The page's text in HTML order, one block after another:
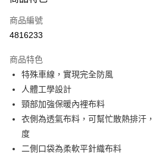
信用卡一次付款
信用卡分期付款
合作金庫商業銀行
華南商業銀行
上海商業儲蓄銀行
國泰世華商業銀行
臺灣中小企業銀行
台
匯豐（台灣）商業銀行
聯邦商業銀行
元大商業銀行
超商取貨付款
LINE Pay
Apple Pay
街口支付
商品編號
4816233
商品特色
特殊車線，實現完全防風
人體工學設計
頸部加強保暖內裡布料
衣側為透氣布料，可幫忙散熱排汗
度
二側口袋為柔軟平針織布料